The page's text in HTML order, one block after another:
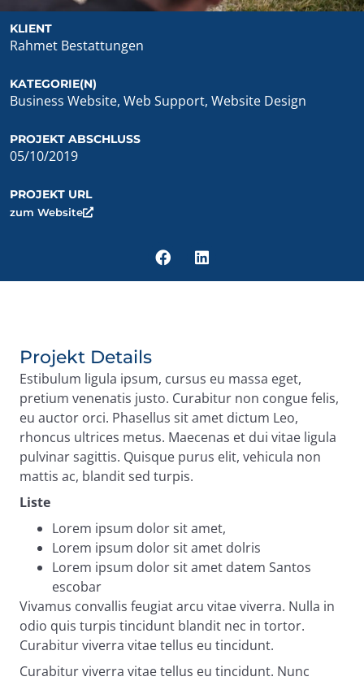
KLIENT
Rahmet Bestattungen
KATEGORIE(N)
Business Website, Web Support, Website Design
PROJEKT ABSCHLUSS
05/10/2019
PROJEKT URL
zum Website
Projekt Details
Estibulum ligula ipsum, cursus eu massa eget,
pretium venenatis justo. Curabitur non congue felis,
eu auctor orci. Phasellus sit amet dictum Leo,
rhoncus ultrices metus. Maecenas et dui vitae ligula
pulvinar sagittis. Quisque purus elit, vehicula non
mattis ac, blandit sed turpis.
Liste
Lorem ipsum dolor sit amet,
Lorem ipsum dolor sit amet dolris
Lorem ipsum dolor sit amet datem Santos
escobar
Vivamus convallis feugiat arcu vitae viverra. Nulla in
odio quis turpis tincidunt blandit nec in tortor.
Curabitur viverra vitae tellus eu tincidunt.
Curabitur viverra vitae tellus eu tincidunt. Nunc